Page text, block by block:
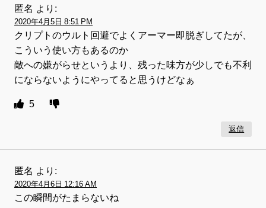
匿名 より:
2020年4月5日 8:51 PM
クリプトのウルト回避でよくアーマー即脱ぎしてたが、
こういう使い方もあるのか
敵への嫌がらせというより、残った味方が少しでも不利
にならないようにやってると思うけどなぁ
5
返信
匿名 より:
2020年4月6日 12:16 AM
この瞬間がたまらないね